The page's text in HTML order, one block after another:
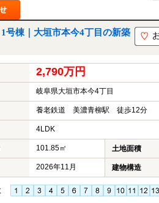
棟｜大垣市本今4丁目の新築
2,790万円
岐阜県大垣市本今4丁目
養老鉄道 美濃青柳駅 徒歩12分
4LDK
101.85㎡ 土地面積
2026年11月 建物構造